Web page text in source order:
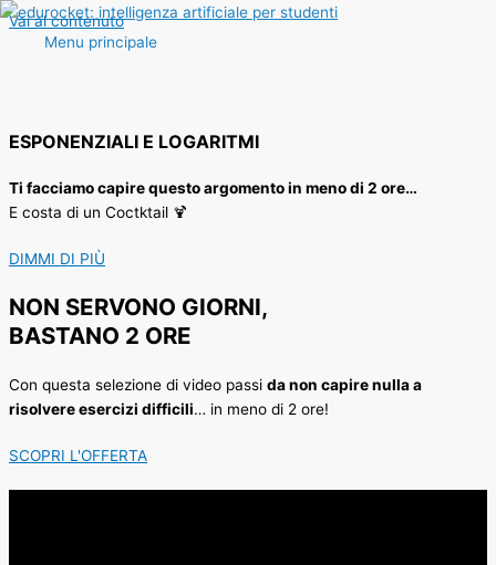
Vai al contenuto
Menu principale
ESPONENZIALI E LOGARITMI
Ti facciamo capire questo argomento in meno di 2 ore…
E costa di un Coctktail 🍹
DIMMI DI PIÙ
NON SERVONO GIORNI,
BASTANO 2 ORE
Con questa selezione di video passi da non capire nulla a
risolvere esercizi difficili… in meno di 2 ore!
SCOPRI L'OFFERTA